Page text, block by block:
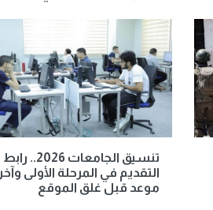
تنسيق الجامعات 2026.. رابط
التقديم في المرحلة الأولى وآخر
موعد قبل غلق الموقع